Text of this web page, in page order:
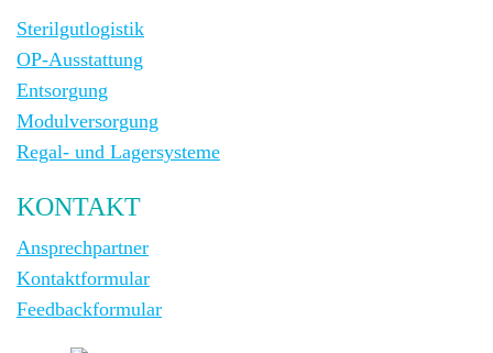
Sterilgutlogistik
OP-Ausstattung
Entsorgung
Modulversorgung
Regal- und Lagersysteme
KONTAKT
Ansprechpartner
Kontaktformular
Feedbackformular